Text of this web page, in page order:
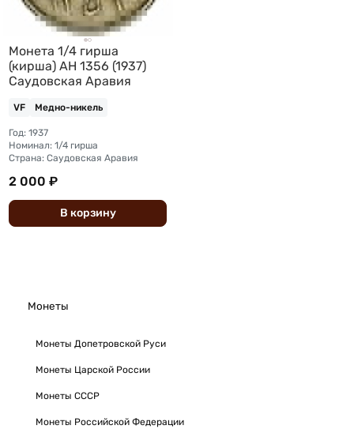
Монеты
Монеты Допетровской Руси
Монеты Царской России
Монеты СССР
Монеты Российской Федерации
Монета 1/4 гирша
(кирша) AH 1356 (1937)
Саудовская Аравия
VF Медно-никель
Год: 1937
Номинал: 1/4 гирша
Страна: Саудовская Аравия
2 000 ₽
В корзину